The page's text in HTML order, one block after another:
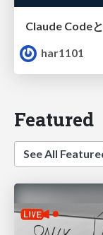
har1101
Featured
See All